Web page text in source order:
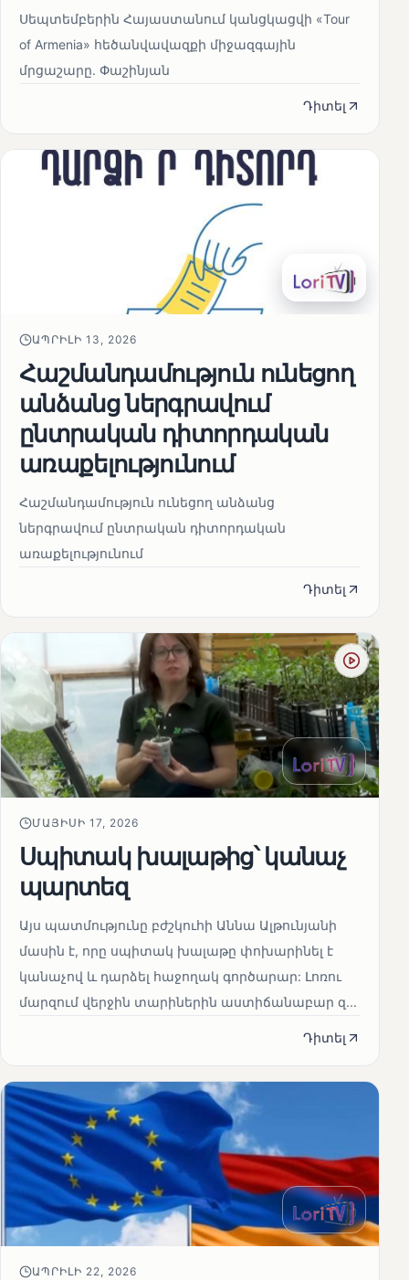
Սեպտեմբերին Հայաստանում կանցկացվի «Tour
of Armenia» հեծանվավազքի միջազգային
մրցաշարը. Փաշինյան
Դիտել
ԱՊՐԻԼԻ 13, 2026
Հաշմանդամություն ունեցող
անձանց ներգրավում
ընտրական դիտորդական
առաքելությունում
Հաշմանդամություն ունեցող անձանց
ներգրավում ընտրական դիտորդական
առաքելությունում
Դիտել
ՄԱՅԻՍԻ 17, 2026
Սպիտակ խալաթից՝ կանաչ
պարտեզ
Այս պատմությունը բժշկուհի Աննա Ալթունյանի
մասին է, որը սպիտակ խալաթը փոխարինել է
կանաչով և դարձել հաջողակ գործարար: Լոռու
մարզում վերջին տարիներին աստիճանաբար զ...
Դիտել
ԱՊՐԻԼԻ 22, 2026